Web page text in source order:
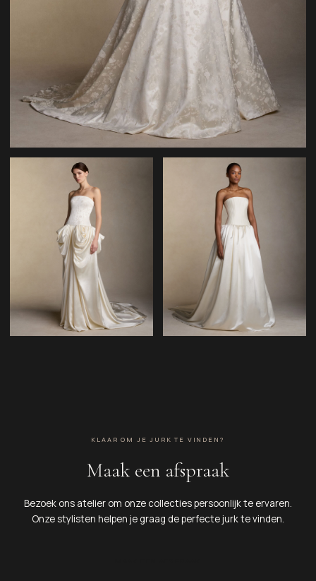
KLAAR OM JE JURK TE VINDEN?
Maak een afspraak
Bezoek ons atelier om onze collecties persoonlijk te ervaren.
Onze stylisten helpen je graag de perfecte jurk te vinden.